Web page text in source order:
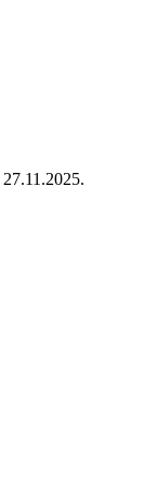
27.11.2025.